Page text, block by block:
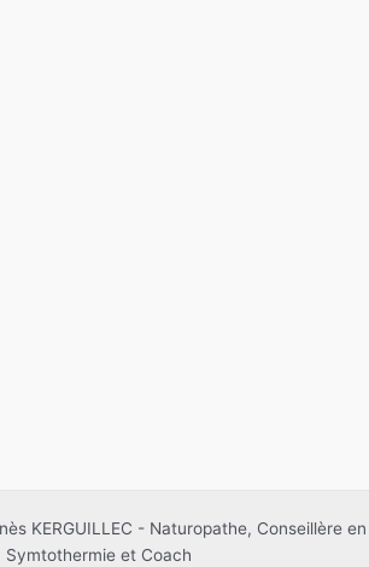
KERGUILLEC - Naturopathe, Conseillère en
Symtothermie et Coach